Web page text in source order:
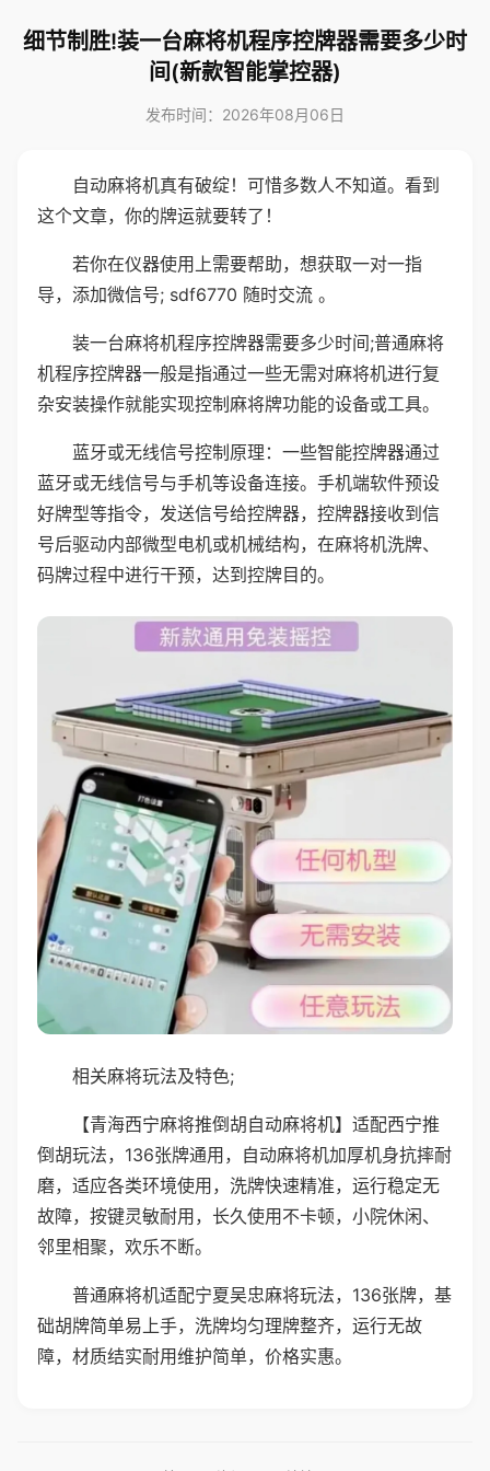
细节制胜!装一台麻将机程序控牌器需要多少时
间(新款智能掌控器)
发布时间：2026年08月06日
自动麻将机真有破绽！可惜多数人不知道。看到
这个文章，你的牌运就要转了！
若你在仪器使用上需要帮助，想获取一对一指
导，添加微信号; sdf6770 随时交流 。
装一台麻将机程序控牌器需要多少时间;普通麻将
机程序控牌器一般是指通过一些无需对麻将机进行复
杂安装操作就能实现控制麻将牌功能的设备或工具。
蓝牙或无线信号控制原理：一些智能控牌器通过
蓝牙或无线信号与手机等设备连接。手机端软件预设
好牌型等指令，发送信号给控牌器，控牌器接收到信
号后驱动内部微型电机或机械结构，在麻将机洗牌、
码牌过程中进行干预，达到控牌目的。
相关麻将玩法及特色;
【青海西宁麻将推倒胡自动麻将机】适配西宁推
倒胡玩法，136张牌通用，自动麻将机加厚机身抗摔耐
磨，适应各类环境使用，洗牌快速精准，运行稳定无
故障，按键灵敏耐用，长久使用不卡顿，小院休闲、
邻里相聚，欢乐不断。
普通麻将机适配宁夏吴忠麻将玩法，136张牌，基
础胡牌简单易上手，洗牌均匀理牌整齐，运行无故
障，材质结实耐用维护简单，价格实惠。